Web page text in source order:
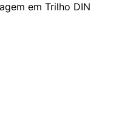
em Trilho DIN